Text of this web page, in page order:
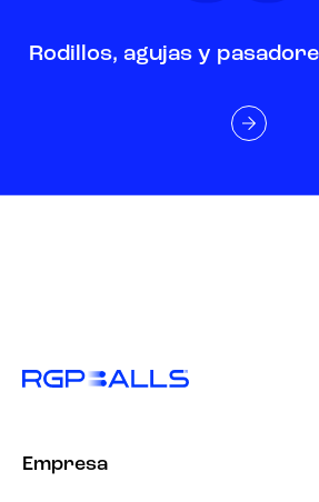
Rodillos, agujas y
Empresa